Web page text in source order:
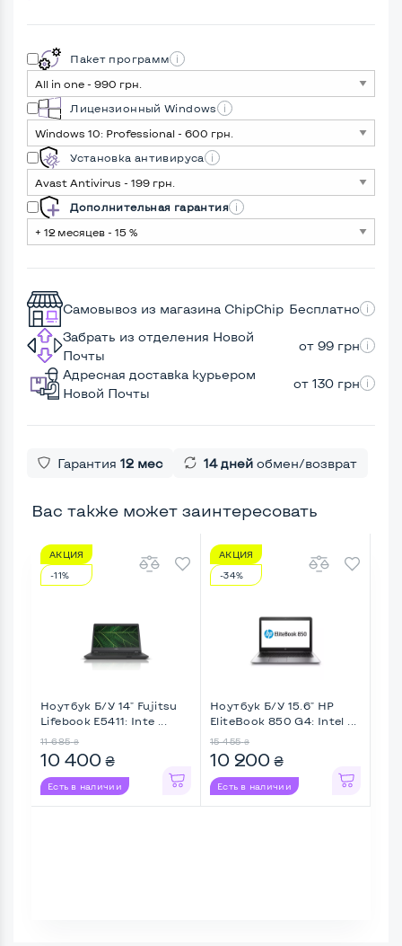
Пакет программ
Лицензионный Windows
Установка антивируса
Дополнительная гарантия
Самовывоз из магазина ChipChip Бесплатно
Забрать из отделения Новой
Почты
от 99 грн
Адресная доставка курьером
Новой Почты
от 130 грн
Гарантия 12 мес 14 дней обмен/возврат
Вас также может заинтересовать
АКЦИЯ
-11%
Ноутбук Б/У 14" Fujitsu
Lifebook E5411: Inte ...
11 685 ₴
10 400 ₴
Есть в наличии
АКЦИЯ
-34%
Ноутбук Б/У 15.6" HP
EliteBook 850 G4: Intel ...
15 455 ₴
10 200 ₴
Есть в наличии